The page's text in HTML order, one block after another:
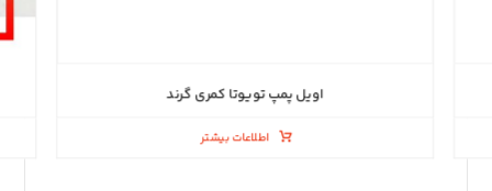
اویل پمپ تویوتا کمری گرند
اطلاعات بیشتر